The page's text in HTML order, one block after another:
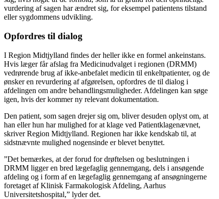
vurdering af sagen har ændret sig, for eksempel patientens tilstand
eller sygdommens udvikling.
Opfordres til dialog
I Region Midtjylland findes der heller ikke en formel ankeinstans.
Hvis læger får afslag fra Medicinudvalget i regionen (DRMM)
vedrørende brug af ikke-anbefalet medicin til enkeltpatienter, og de
ønsker en revurdering af afgørelsen, opfordres de til dialog i
afdelingen om andre behandlingsmuligheder. Afdelingen kan søge
igen, hvis der kommer ny relevant dokumentation.
Den patient, som sagen drejer sig om, bliver desuden oplyst om, at
han eller hun har mulighed for at klage ved Patientklagenævnet,
skriver Region Midtjylland. Regionen har ikke kendskab til, at
sidstnævnte mulighed nogensinde er blevet benyttet.
”Det bemærkes, at der forud for drøftelsen og beslutningen i
DRMM ligger en bred lægefaglig gennemgang, dels i ansøgende
afdeling og i form af en lægefaglig gennemgang af ansøgningerne
foretaget af Klinisk Farmakologisk Afdeling, Aarhus
Universitetshospital,” lyder det.